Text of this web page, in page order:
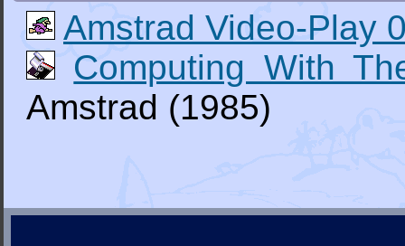
Amstrad Video-Play
Computing With
Amstrad (1985)